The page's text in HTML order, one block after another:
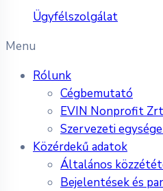
Ügyfélszolgálat
Menu
Rólunk
Cégbemutató
EVIN Nonprofit
Szervezeti
Közérdekű adatok
Általános
Bejelentések és